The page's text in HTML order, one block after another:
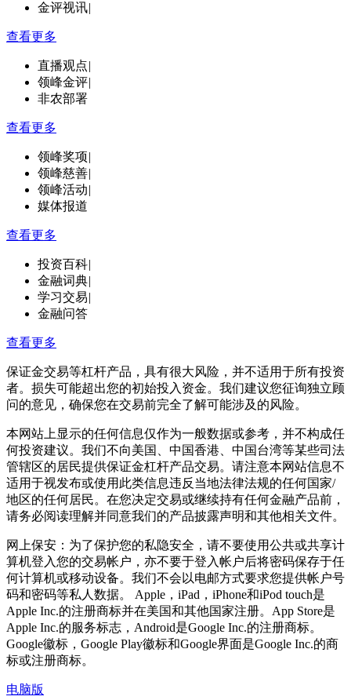
金评视讯|
查看更多
直播观点|
领峰金评|
非农部署
查看更多
领峰奖项|
领峰慈善|
领峰活动|
媒体报道
查看更多
投资百科|
金融词典|
学习交易|
金融问答
查看更多
保证金交易等杠杆产品，具有很大风险，并不适用于所有投资
者。损失可能超出您的初始投入资金。我们建议您征询独立顾
问的意见，确保您在交易前完全了解可能涉及的风险。
本网站上显示的任何信息仅作为一般数据或参考，并不构成任
何投资建议。我们不向美国、中国香港、中国台湾等某些司法
管辖区的居民提供保证金杠杆产品交易。请注意本网站信息不
适用于视发布或使用此类信息违反当地法律法规的任何国家/
地区的任何居民。在您决定交易或继续持有任何金融产品前，
请务必阅读理解并同意我们的产品披露声明和其他相关文件。
网上保安：为了保护您的私隐安全，请不要使用公共或共享计
算机登入您的交易帐户，亦不要于登入帐户后将密码保存于任
何计算机或移动设备。我们不会以电邮方式要求您提供帐户号
码和密码等私人数据。 Apple，iPad，iPhone和iPod touch是
Apple Inc.的注册商标并在美国和其他国家注册。App Store是
Apple Inc.的服务标志，Android是Google Inc.的注册商标。
Google徽标，Google Play徽标和Google界面是Google Inc.的商
标或注册商标。
电脑版